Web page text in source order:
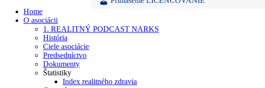
Home
O asociácii
1. REALITNÝ PODCAST NARKS
História
Ciele asociácie
Predsedníctvo
Dokumenty
Štatistiky
Index realitného zdravia